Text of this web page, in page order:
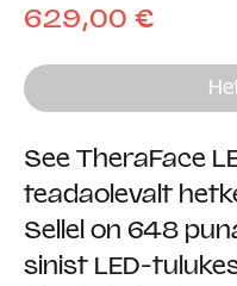
629,00 €Price
See TheraFace
teadaolevalt
Sellel on 648
sinist LED-